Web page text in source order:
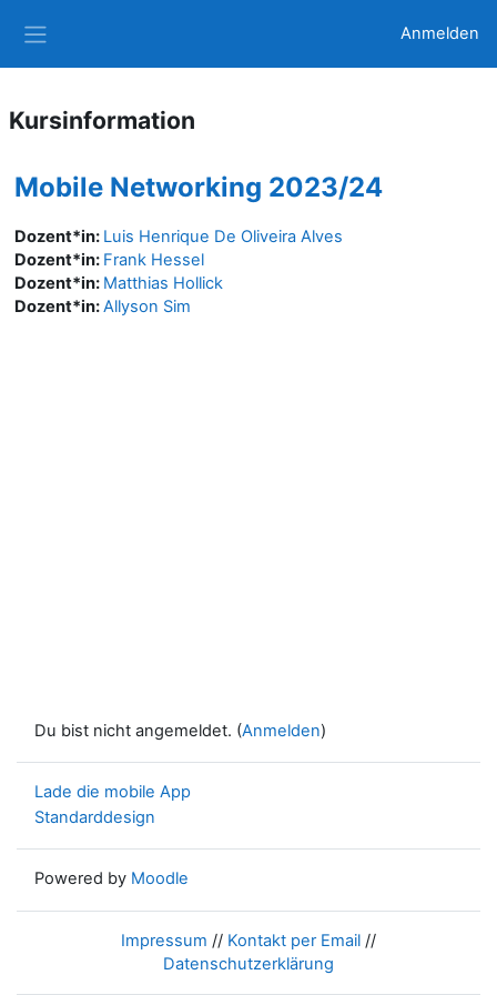
Anmelden
Kursinformation
Mobile Networking 2023/24
Dozent*in: Luis Henrique De Oliveira Alves
Dozent*in: Frank Hessel
Dozent*in: Matthias Hollick
Dozent*in:Allyson Sim
Du bist nicht angemeldet. (Anmelden)
Lade die mobile App
Standarddesign
Powered by Moodle
Impressum // Kontakt per Email //
Datenschutzerklärung